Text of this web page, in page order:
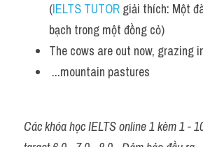
Homepage
(IELTS TUTOR giải thích: Một
bạch trong một đồng cỏ)
The cows are out now, grazing
...mountain pastures
Các khóa học IELTS online 1 kèm 1 -